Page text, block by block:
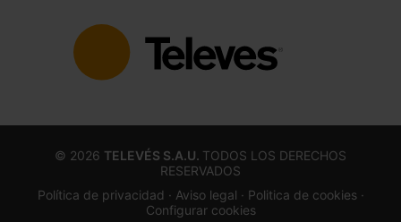
© 2026 TELEVÉS S.A.U. TODOS LOS DERECHOS
RESERVADOS
Política de privacidad · Aviso legal · Politica de cookies ·
Configurar cookies